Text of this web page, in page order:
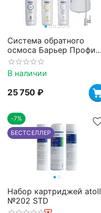
Система обратного
осмоса Барьер Профи
Осмо 100 Boost М
В наличии
25 750 ₽
-7%
БЕСТСЕЛЛЕР
Набор картриджей atoll
№202 STD